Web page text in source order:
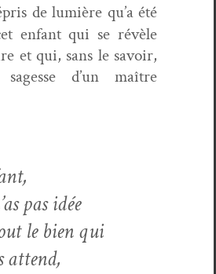
de lumière qu’a été
enfant qui se révèle
et qui, sans le savoir,
d’un maître
pas idée
le bien qui
attend,